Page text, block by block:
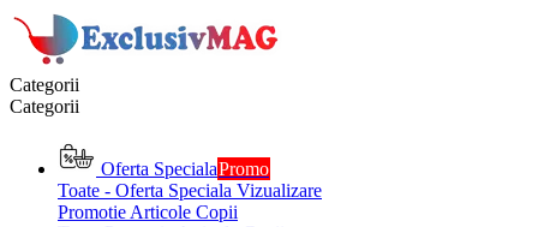
Categorii
Categorii
Oferta SpecialaPromo
Toate - Oferta Speciala Vizualizare
Promotie Articole Copii